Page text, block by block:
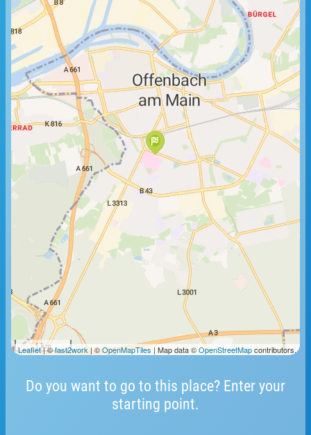
Do you want to go to this place? Enter your
starting point.
1 km
Leaflet| ©fast2work| ©OpenMapTiles | Map data ©OpenStreetMapcontributors.